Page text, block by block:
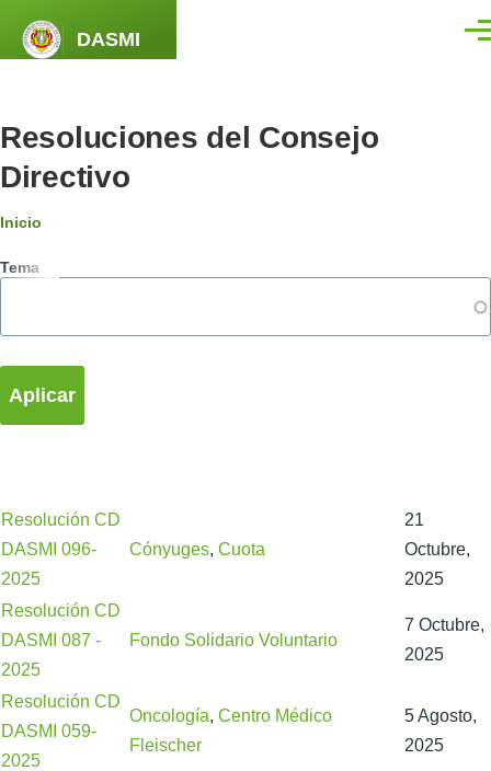
DASMI
Resoluciones del Consejo
Directivo
Ruta
de
Inicio
Tema
Resolución CD
DASMI 096-
2025
Cónyuges, Cuota
21
Octubre,
2025
Resolución CD
DASMI 087 -
2025
Fondo Solidario Voluntario
7 Octubre,
2025
Resolución CD
DASMI 059-
2025
Oncología, Centro Médico
Fleischer
5 Agosto,
2025